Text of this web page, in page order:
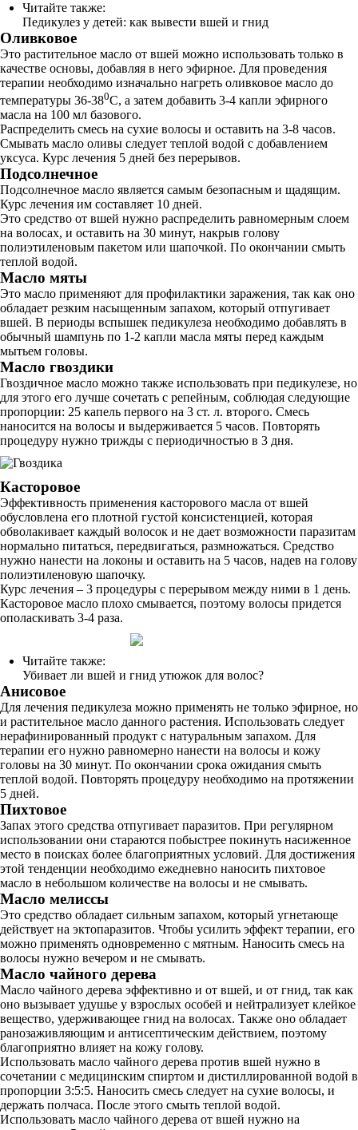
Читайте также:
Педикулез у детей: как вывести вшей и гнид
Оливковое
Это растительное масло от вшей можно использовать только в
качестве основы, добавляя в него эфирное. Для проведения
терапии необходимо изначально нагреть оливковое масло до
температуры 36-380С, а затем добавить 3-4 капли эфирного
масла на 100 мл базового.
Распределить смесь на сухие волосы и оставить на 3-8 часов.
Смывать масло оливы следует теплой водой с добавлением
уксуса. Курс лечения 5 дней без перерывов.
Подсолнечное
Подсолнечное масло является самым безопасным и щадящим.
Курс лечения им составляет 10 дней.
Это средство от вшей нужно распределить равномерным слоем
на волосах, и оставить на 30 минут, накрыв голову
полиэтиленовым пакетом или шапочкой. По окончании смыть
теплой водой.
Масло мяты
Это масло применяют для профилактики заражения, так как оно
обладает резким насыщенным запахом, который отпугивает
вшей. В периоды вспышек педикулеза необходимо добавлять в
обычный шампунь по 1-2 капли масла мяты перед каждым
мытьем головы.
Масло гвоздики
Гвоздичное масло можно также использовать при педикулезе, но
для этого его лучше сочетать с репейным, соблюдая следующие
пропорции: 25 капель первого на 3 ст. л. второго. Смесь
наносится на волосы и выдерживается 5 часов. Повторять
процедуру нужно трижды с периодичностью в 3 дня.
Касторовое
Эффективность применения касторового масла от вшей
обусловлена его плотной густой консистенцией, которая
обволакивает каждый волосок и не дает возможности паразитам
нормально питаться, передвигаться, размножаться. Средство
нужно нанести на локоны и оставить на 5 часов, надев на голову
полиэтиленовую шапочку.
Курс лечения – 3 процедуры с перерывом между ними в 1 день.
Касторовое масло плохо смывается, поэтому волосы придется
ополаскивать 3-4 раза.
Читайте также:
Убивает ли вшей и гнид утюжок для волос?
Анисовое
Для лечения педикулеза можно применять не только эфирное, но
и растительное масло данного растения. Использовать следует
нерафинированный продукт с натуральным запахом. Для
терапии его нужно равномерно нанести на волосы и кожу
головы на 30 минут. По окончании срока ожидания смыть
теплой водой. Повторять процедуру необходимо на протяжении
5 дней.
Пихтовое
Запах этого средства отпугивает паразитов. При регулярном
использовании они стараются побыстрее покинуть насиженное
место в поисках более благоприятных условий. Для достижения
этой тенденции необходимо ежедневно наносить пихтовое
масло в небольшом количестве на волосы и не смывать.
Масло мелиссы
Это средство обладает сильным запахом, который угнетающе
действует на эктопаразитов. Чтобы усилить эффект терапии, его
можно применять одновременно с мятным. Наносить смесь на
волосы нужно вечером и не смывать.
Масло чайного дерева
Масло чайного дерева эффективно и от вшей, и от гнид, так как
оно вызывает удушье у взрослых особей и нейтрализует клейкое
вещество, удерживающее гнид на волосах. Также оно обладает
ранозаживляющим и антисептическим действием, поэтому
благоприятно влияет на кожу голову.
Использовать масло чайного дерева против вшей нужно в
сочетании с медицинским спиртом и дистиллированной водой в
пропорции 3:5:5. Наносить смесь следует на сухие волосы, и
держать полчаса. После этого смыть теплой водой.
Использовать масло чайного дерева от вшей нужно на